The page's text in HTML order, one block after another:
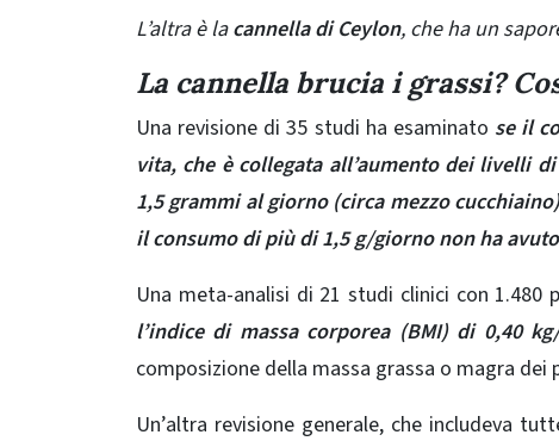
L’altra è lacannella di Ceylon, che ha un
La cannella brucia i grassi?
Una revisione di 35 studi ha esaminato se il
vita, che è collegata all’aumento dei livelli
1,5 grammi al giorno (circa mezzo
il consumo di più di 1,5 g/giorno non ha
Una meta-analisi di 21 studi clinici con 1.480
l’indice di massa corporea (BMI) di 0,40
composizione della massa grassa o magra dei
Un’altra revisione generale, che includeva